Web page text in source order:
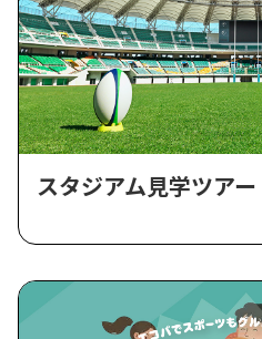
スタジアム見学ツアー